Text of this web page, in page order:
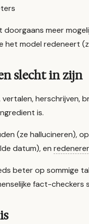
meer
het model redeneert
slecht in zijn
herschrijven,
is.
(ze hallucineren),
datum), en
beter op sommige
fact-checkers